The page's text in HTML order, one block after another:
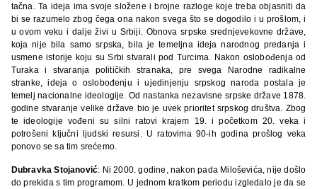
tačna. Ta ideja ima svoje složene i brojne razloge koje treba objasniti da
bi se razumelo zbog čega ona nakon svega što se dogodilo i u prošlom, i
u ovom veku i dalje živi u Srbiji. Obnova srpske srednjevekovne države,
koja nije bila samo srpska, bila je temeljna ideja narodnog predanja i
usmene istorije koju su Srbi stvarali pod Turcima. Nakon oslobođenja od
Turaka i stvaranja političkih stranaka, pre svega Narodne radikalne
stranke, ideja o oslobođenju i ujedinjenju srpskog naroda postala je
temelj nacionalne ideologije. Od nastanka nezavisne srpske države 1878.
godine stvaranje velike države bio je uvek prioritet srpskog društva. Zbog
te ideologije vođeni su silni ratovi krajem 19. i početkom 20. veka i
potrošeni ključni ljudski resursi. U ratovima 90-ih godina prošlog veka
ponovo se sa tim srećemo.
Dubravka Stojanović: Ni 2000. godine, nakon pada Miloševića, nije došlo
do prekida s tim programom. U jednom kratkom periodu izgledalo je da se